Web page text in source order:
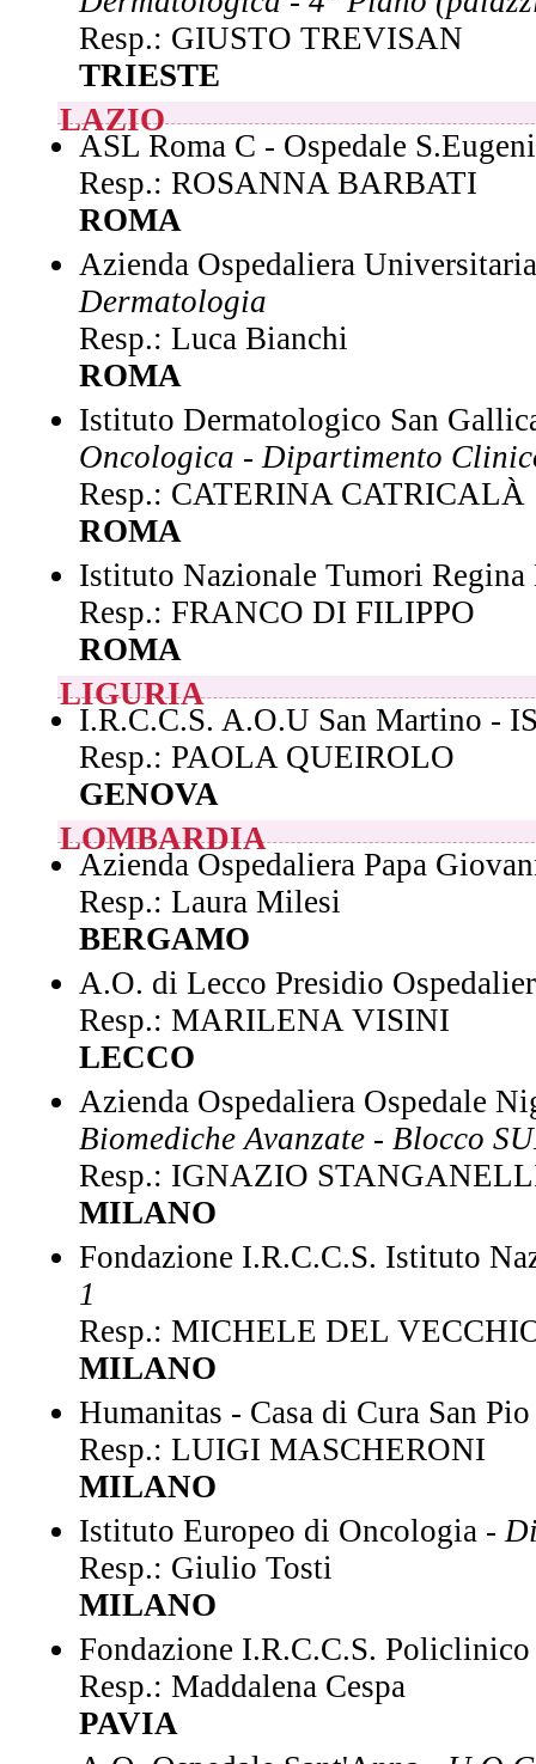
Resp.: GIUSTO TREVISAN
TRIESTE
LAZIO
ASL Roma C - Ospedale
Resp.: ROSANNA BARBATI
ROMA
Azienda Ospedaliera
Dermatologia
Resp.: Luca Bianchi
ROMA
Istituto Dermatologico San
Oncologica - Dipartimento
Resp.: CATERINA CATRICALÀ
ROMA
Istituto Nazionale Tumori
Resp.: FRANCO DI FILIPPO
ROMA
LIGURIA
I.R.C.C.S. A.O.U San Martino -
Resp.: PAOLA QUEIROLO
GENOVA
LOMBARDIA
Azienda Ospedaliera Papa
Resp.: Laura Milesi
BERGAMO
A.O. di Lecco Presidio
Resp.: MARILENA VISINI
LECCO
Azienda Ospedaliera Ospedale
Biomediche Avanzate - Blocco
Resp.: IGNAZIO
MILANO
Fondazione I.R.C.C.S. Istituto
1
Resp.: MICHELE DEL
MILANO
Humanitas - Casa di Cura San
Resp.: LUIGI MASCHERONI
MILANO
Istituto Europeo di Oncologia -
Resp.: Giulio Tosti
MILANO
Fondazione I.R.C.C.S.
Resp.: Maddalena Cespa
PAVIA